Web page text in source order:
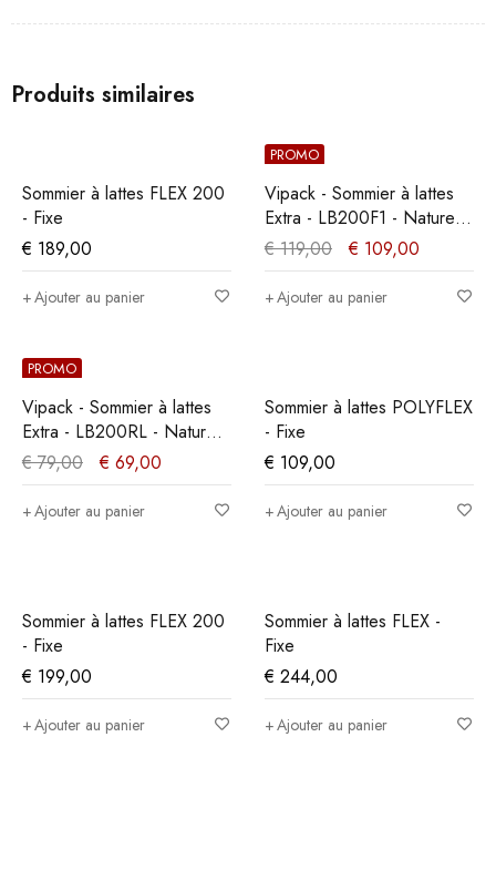
Produits similaires
Sommier à lattes FLEX 200
- Fixe
€ 189,00
Ajouter au panier
PROMO
Vipack - Sommier à lattes
Extra - LB200F1 - Naturel -
90x12xcm
€119,00 € 109,00
Ajouter au panier
PROMO
Vipack - Sommier à lattes
Extra - LB200RL - Naturel -
90x1,7xcm
€79,00 € 69,00
Ajouter au panier
Sommier à lattes POLYFLEX
- Fixe
€ 109,00
Ajouter au panier
Sommier à lattes FLEX 200
- Fixe
€ 199,00
Ajouter au panier
Sommier à lattes FLEX -
Fixe
€ 244,00
Ajouter au panier